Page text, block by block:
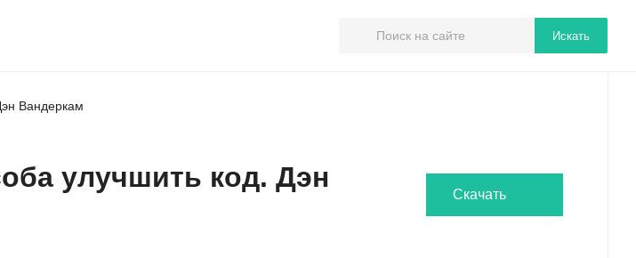
Искать
Вандеркам
улучшить код. Дэн
Скачать